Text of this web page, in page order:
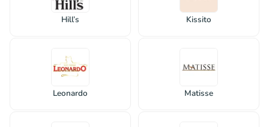
Hill’s Kissito
Leonardo Matisse